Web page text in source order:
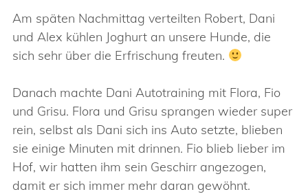
Am späten Nachmittag verteilten Robert, Dani
und Alex kühlen Joghurt an unsere Hunde, die
sich sehr über die Erfrischung freuten.
Danach machte Dani Autotraining mit Flora, Fio
und Grisu. Flora und Grisu sprangen wieder super
rein, selbst als Dani sich ins Auto setzte, blieben
sie einige Minuten mit drinnen. Fio blieb lieber im
Hof, wir hatten ihm sein Geschirr angezogen,
damit er sich immer mehr daran gewöhnt.